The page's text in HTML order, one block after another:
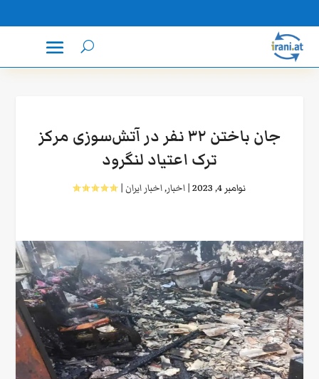
جان باختن ۳۲ نفر در آتش‌سوزی مرکز
ترک اعتیاد لنگرود
نوامبر 4, 2023 |اخبار,اخبار ایران|